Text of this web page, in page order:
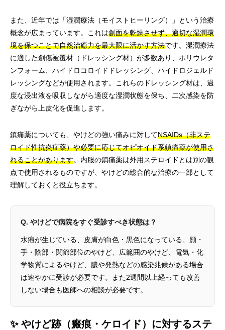
また、近年では「湿潤療法（モイストヒーリング）」という治療
概念が広まっています。これは創面を乾燥させず、適切な湿潤環
境を保つことで自然治癒力を最大限に活かす方法です。湿潤療法
に適した創傷被覆材（ドレッシング材）が多数あり、ポリウレタ
ンフォーム、ハイドロコロイドドレッシング、ハイドロジェルド
レッシングなどが使用されます。これらのドレッシング材は、過
度な浸出液を吸収しながら適度な湿潤状態を保ち、二次感染を防
ぎながら上皮化を促進します。
鎮痛薬についても、やけどの強い痛みに対してNSAIDs（非ステ
ロイド性抗炎症薬）や必要に応じてオピオイド系鎮痛薬が使用さ
れることがあります。内服の鎮痛薬は外用ステロイドとは別の観
点で使用されるものですが、やけどの総合的な治療の一部として
理解しておくと役立ちます。
Q. やけどで病院をすぐ受診すべき状態は？
水疱が生じている、皮膚が白色・黒色になっている、顔・
手・陰部・関節部位のやけど、広範囲のやけど、電気・化
学物質によるやけど、膿や発熱などの感染兆候がある場合
は速やかに受診が必要です。また2週間以上経っても改善
しない場合も医師への相談が必要です。
✨ やけど跡（瘢痕・ケロイド）に対するステ